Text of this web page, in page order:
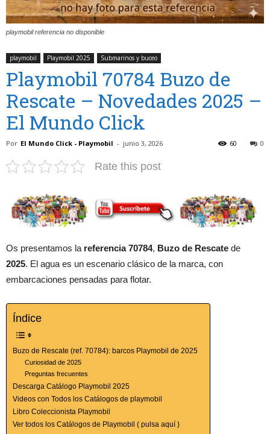
playmobil referencia no disponible
playmobil Playmobil 2025 Submarinos y buceo
Playmobil 70784 Buzo de
Rescate – Novedades 2025 –
El Mundo Click
Por El Mundo Click - Playmobil - junio 3, 2026 0
60
Rate this post
Os presentamos la referencia 70784, Buzo de Rescate de
2025. El agua es un escenario clásico de la marca, con
embarcaciones pensadas para flotar.
Índice
Buzo de Rescate (ref. 70784): barcos Playmobil de 2025
Curiosidad de 2025
Preguntas frecuentes
Descarga Catálogo Playmobil 2025
Videos con Todos los Catálogos de playmobil
Libro Coleccionista Playmobil
Ver todos los Catálogos de Playmobil ( pulsa aquí )